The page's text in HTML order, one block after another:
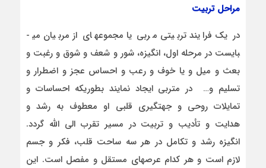
مراحل تربیت
در یک فرایند تربیتی مربی یا مجموعه­ای از مربیان می­
بایست در مرحله اول، انگیزه، شور و شعف و شوق و رغبت و
بعث و میل و یا خوف و رعب و احساس عجز و اضطرار و
تسلیم و… در متربی ایجاد نمایند بطوریکه احساسات و
تمایلات روحی و جهت­گیری قلبی او معطوف به رشد و
هدایت و تأدیب و تربیت در مسیر تقرب الی الله گردد.
انگیزه رشد و تکامل در هر سه ساحت قلب، فکر و جسم
لازم است و هر کدام عرصه­ای مستقل و مفصل است. این